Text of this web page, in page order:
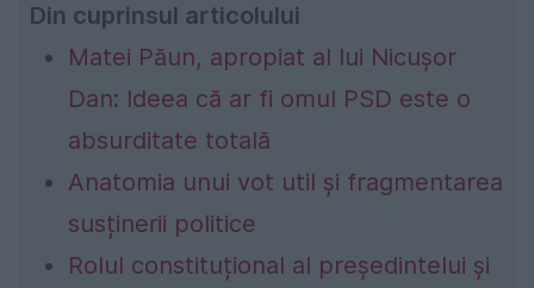
Din cuprinsul articolului
Matei Păun, apropiat al lui Nicușor
Dan: Ideea că ar fi omul PSD este o
absurditate totală
Anatomia unui vot util și fragmentarea
susținerii politice
Rolul constituțional al președintelui și